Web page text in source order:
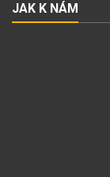
JAK K NÁM